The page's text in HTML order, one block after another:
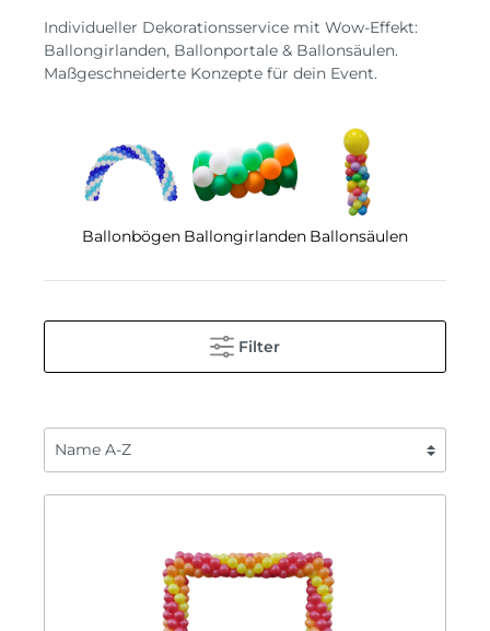
Individueller Dekorationsservice mit Wow-Effekt:
Ballongirlanden, Ballonportale & Ballonsäulen.
Maßgeschneiderte Konzepte für dein Event.
Ballonbögen Ballongirlanden Ballonsäulen
Filter